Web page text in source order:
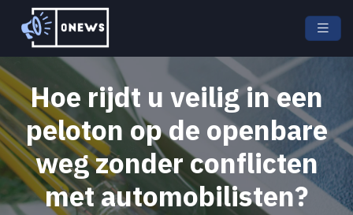
Hoe rijdt u veilig in een
peloton op de openbare
weg zonder conflicten
met automobilisten?